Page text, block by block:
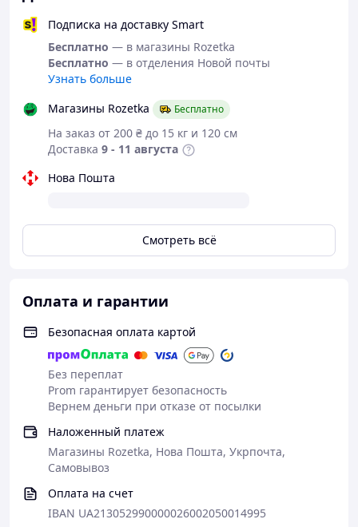
Подписка на доставку Smart
Бесплатно — в магазины Rozetka
Бесплатно — в отделения Новой почты
Узнать больше
Магазины Rozetka
Бесплатно
На заказ от 200 ₴ до 15 кг и 120 см
Доставка 9 - 11 августа
Нова Пошта
Смотреть всё
Оплата и гарантии
Безопасная оплата картой
Без переплат
Prom гарантирует безопасность
Вернем деньги при отказе от посылки
Наложенный платеж
Магазины Rozetka, Нова Пошта, Укрпочта,
Самовывоз
Оплата на счет
IBAN UA213052990000026002050014995